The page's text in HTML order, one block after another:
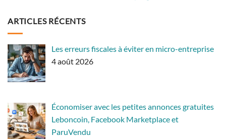
ARTICLES RÉCENTS
Les erreurs fiscales à éviter en micro-entreprise
4 août 2026
Économiser avec les petites annonces gratuites
Leboncoin, Facebook Marketplace et
ParuVendu